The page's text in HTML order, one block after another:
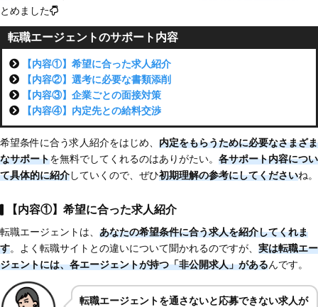
とめました
転職エージェントのサポート内容
【内容①】希望に合った求人紹介
【内容②】選考に必要な書類添削
【内容③】企業ごとの面接対策
【内容④】内定先との給料交渉
希望条件に合う求人紹介をはじめ、 内定をもらうために必要なさまざま
なサポートを無料でしてくれるのはありがたい。 各サポート内容につい
て具体的に紹介していくので、ぜひ初期理解の参考にしてくださいね。
【内容①】希望に合った求人紹介
転職エージェントは、 あなたの希望条件に合う求人を紹介してくれま
す。よく転職サイトとの違いについて聞かれるのですが、 実は転職エー
ジェントには、各エージェントが持つ「非公開求人」があるんです。
転職エージェントを通さないと応募できない求人が